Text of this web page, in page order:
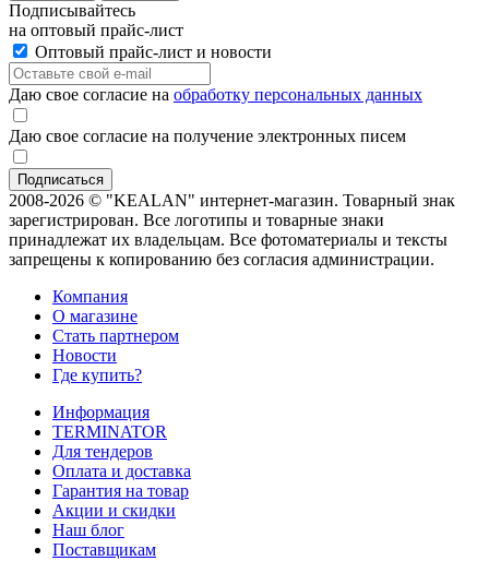
Подписывайтесь
на оптовый прайс-лист
Оптовый прайс-лист и новости
Даю свое согласие на обработку персональных данных
Даю свое согласие на получение электронных писем
2008-2026 © "KEALAN" интернет-магазин. Товарный знак
зарегистрирован. Все логотипы и товарные знаки
принадлежат их владельцам. Все фотоматериалы и тексты
запрещены к копированию без согласия администрации.
Компания
О магазине
Стать партнером
Новости
Где купить?
Информация
TERMINATOR
Для тендеров
Оплата и доставка
Гарантия на товар
Акции и скидки
Наш блог
Поставщикам